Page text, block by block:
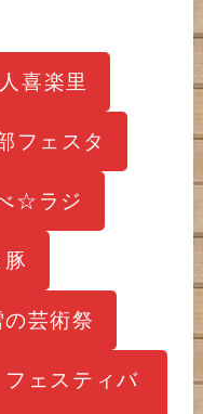
喜楽里
フェスタ
☆ラジ
芸術祭
ェスティバ